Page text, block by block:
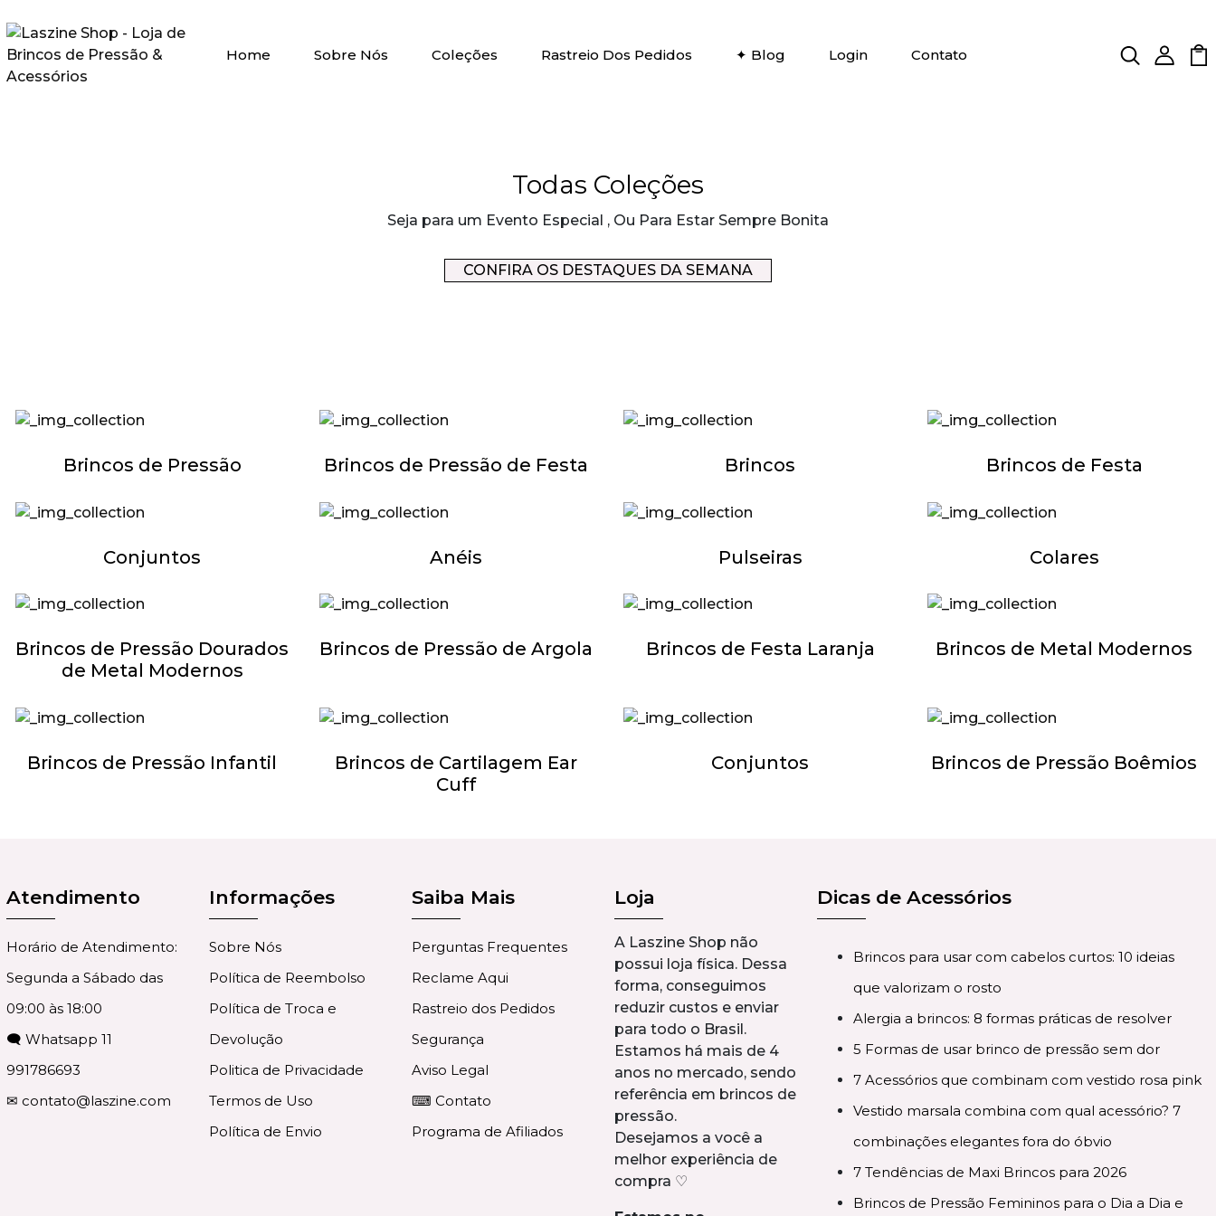
Home Sobre Nós Coleções Rastreio Dos Pedidos ✦ Blog Login Contato
Todas Coleções
Seja para um Evento Especial , Ou Para Estar Sempre Bonita
CONFIRA OS DESTAQUES DA SEMANA
Brincos de Pressão Brincos de Pressão de Festa Brincos Brincos de Festa
Conjuntos Anéis Pulseiras Colares
Brincos de Pressão Dourados
de Metal Modernos
Brincos de Pressão de Argola Brincos de Festa Laranja Brincos de Metal Modernos
Brincos de Pressão Infantil
Brincos de Cartilagem Ear
Cuff
Conjuntos Brincos de Pressão Boêmios
Atendimento
Horário de Atendimento:
Segunda a Sábado das
09:00 às 18:00
🗨 Whatsapp 11
991786693
✉ contato@laszine.com
Informações
Sobre Nós
Política de Reembolso
Política de Troca e
Devolução
Politica de Privacidade
Termos de Uso
Política de Envio
Saiba Mais
Perguntas Frequentes
Reclame Aqui
Rastreio dos Pedidos
Segurança
Aviso Legal
⌨ Contato
Programa de Afiliados
Loja
A Laszine Shop não
possui loja física. Dessa
forma, conseguimos
reduzir custos e enviar
para todo o Brasil.
Estamos há mais de 4
anos no mercado, sendo
referência em brincos de
pressão.
Desejamos a você a
melhor experiência de
compra ♡
Dicas de Acessórios
Brincos para usar com cabelos curtos: 10 ideias
que valorizam o rosto
Alergia a brincos: 8 formas práticas de resolver
5 Formas de usar brinco de pressão sem dor
7 Acessórios que combinam com vestido rosa pink
Vestido marsala combina com qual acessório? 7
combinações elegantes fora do óbvio
7 Tendências de Maxi Brincos para 2026
Brincos de Pressão Femininos para o Dia a Dia e